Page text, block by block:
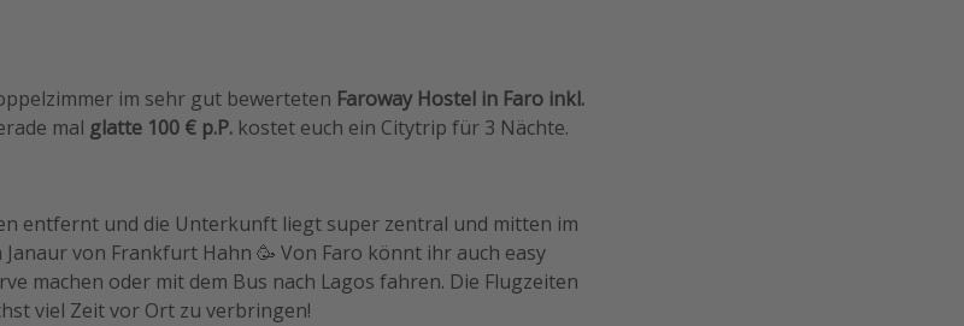
im sehr gut bewerteten Faroway Hostel in Faro inkl.
mal glatte 100 € p.P. kostet euch ein Citytrip für 3 Nächte.
entfernt und die Unterkunft liegt super zentral und mitten im
von Frankfurt Hahn 🥳 Von Faro könnt ihr auch easy
machen oder mit dem Bus nach Lagos fahren. Die Flugzeiten
viel Zeit vor Ort zu verbringen!